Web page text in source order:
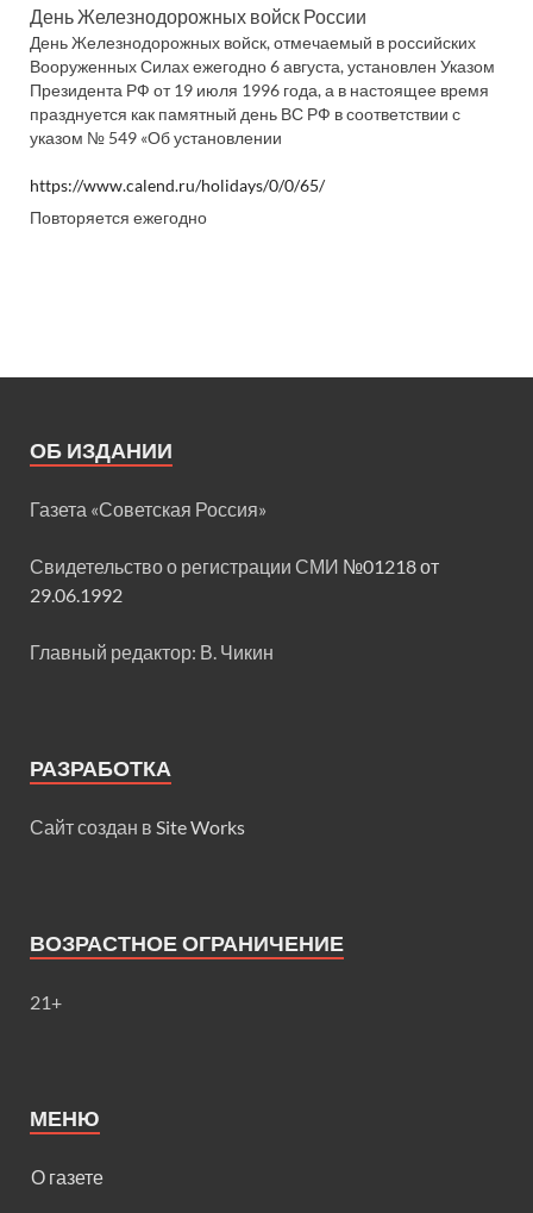
День Железнодорожных войск России
День Железнодорожных войск, отмечаемый в российских
Вооруженных Силах ежегодно 6 августа, установлен Указом
Президента РФ от 19 июля 1996 года, а в настоящее время
празднуется как памятный день ВС РФ в соответствии с
указом № 549 «Об установлении
https://www.calend.ru/holidays/0/0/65/
Повторяется ежегодно
ОБ ИЗДАНИИ
Газета «Советская Россия»
Свидетельство о регистрации СМИ №01218 от
29.06.1992
Главный редактор: В. Чикин
РАЗРАБОТКА
Сайт создан в Site Works
ВОЗРАСТНОЕ ОГРАНИЧЕНИЕ
21+
МЕНЮ
О газете